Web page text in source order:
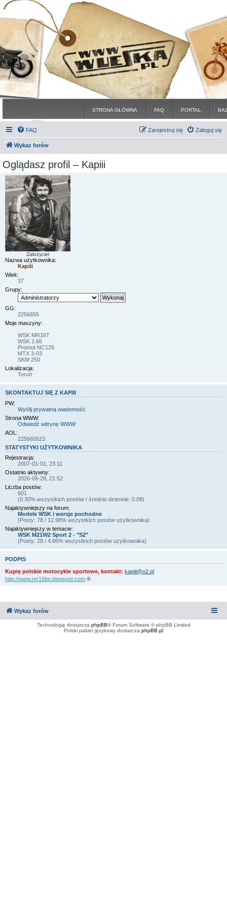
STRONA GŁÓWNA FAQ PORTAL
FAQ Zaloguj się
Zarejestruj się
Wykaz forów
Oglądasz profil – Kapiii
Założyciel
Nazwa użytkownika:
Kapiii
Wiek:
37
Grupy:
GG:
2256655
Moje maszyny:
WSK MR16T
WSK 2.66
Promot NC125
MTX 3-03
SKM 250
Lokalizacja:
Toruń
SKONTAKTUJ SIĘ Z KAPIII
PW:
Wyślij prywatną wiadomość
Strona WWW:
Odwiedź witrynę WWW
AOL:
225665523
STATYSTYKI UŻYTKOWNIKA
Rejestracja:
2007-01-01, 23:11
Ostatnio aktywny:
2026-06-28, 21:52
Liczba postów:
601
(0.30% wszystkich postów / średnio dziennie: 0.08)
Najaktywniejszy na forum:
Modele WSK i wersje pochodne
(Posty: 78 / 12.98% wszystkich postów użytkownika)
Najaktywniejszy w temacie:
WSK M21W2 Sport 2 - "S2"
(Posty: 28 / 4.66% wszystkich postów użytkownika)
PODPIS
Kupię polskie motocykle sportowe, kontakt: kapiii@o2.pl
http://www.mr16bp.blogspot.com ®
Wykaz forów
Technologię dostarcza phpBB® Forum Software © phpBB Limited
Polski pakiet językowy dostarcza phpBB.pl